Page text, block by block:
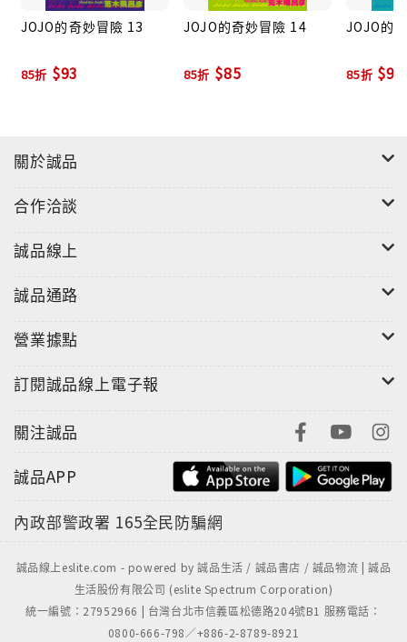
JOJO的奇妙冒險 13
85折 $93
JOJO的奇妙冒險 14
85折 $85
JOJO的
85折 $93
關於誠品
合作洽談
誠品線上
誠品通路
營業據點
訂閱誠品線上電子報
關注誠品
誠品APP
內政部警政署 165全民防騙網
誠品線上eslite.com - powered by 誠品生活 / 誠品書店 / 誠品物流 | 誠品
生活股份有限公司 (eslite Spectrum Corporation)
統一編號：27952966 | 台灣台北市信義區松德路204號B1 服務電話：
0800-666-798／+886-2-8789-8921